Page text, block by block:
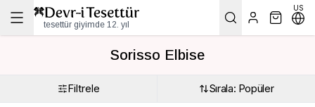
tesettür giyimde 12. yıl
US
Sorisso Elbise
Filtrele Sırala: Popüler